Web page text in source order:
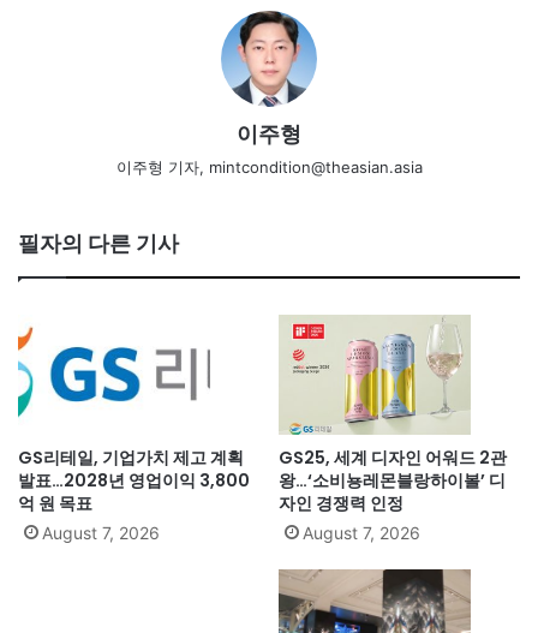
이주형
이주형 기자, mintcondition@theasian.asia
필자의 다른 기사
GS리테일, 기업가치 제고 계획
발표…2028년 영업이익 3,800
억 원 목표
August 7, 2026
GS25, 세계 디자인 어워드 2관
왕…‘소비뇽레몬블랑하이볼’ 디
자인 경쟁력 인정
August 7, 2026